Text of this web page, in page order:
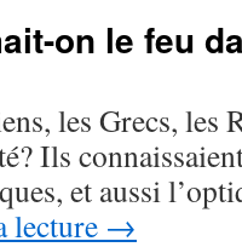
on le feu
les Grecs, les
Ils
et aussi
lecture →